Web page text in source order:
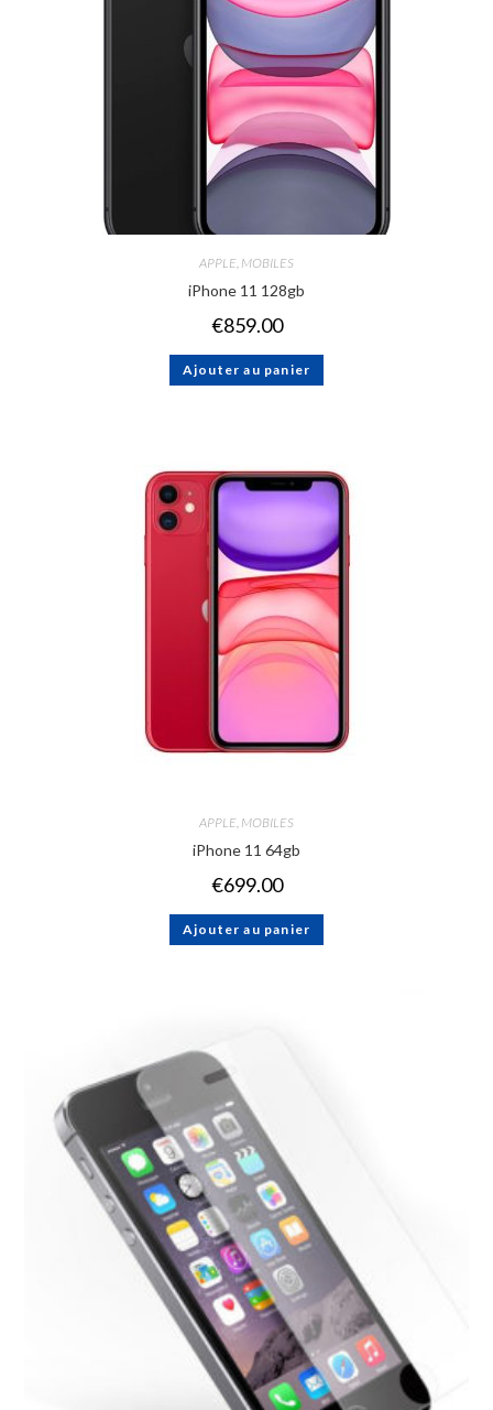
APPLE, MOBILES
iPhone 11 128gb
€859.00
Ajouter au panier
APPLE, MOBILES
iPhone 11 64gb
€699.00
Ajouter au panier